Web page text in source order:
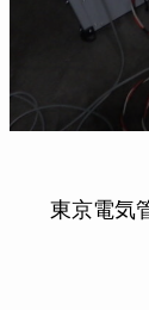
東京電気